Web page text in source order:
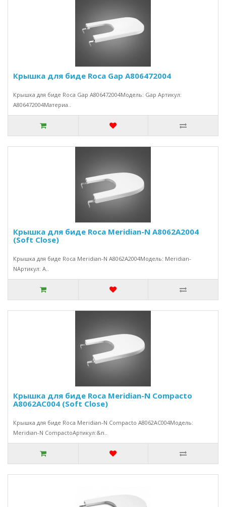
Крышка для биде Roca Gap A806472004
Крышка для биде Roca Gap A806472004Модель: Gap Артикул:
A806472004Материа..
Крышка для биде Roca Meridian-N A8062A2004
(Soft Close)
Крышка для биде Roca Meridian-N A8062A2004Модель: Meridian-
NАртикул: A..
Крышка для биде Roca Meridian-N Compacto
A8062AC004 (Soft Close)
Крышка для биде Roca Meridian-N Compacto A8062AC004Модель:
Meridian-N CompactoАртикул:&n..